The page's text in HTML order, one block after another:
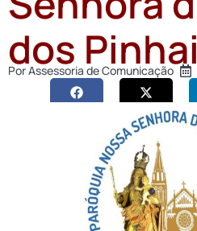
dos
PorAssessoria de Comunicação